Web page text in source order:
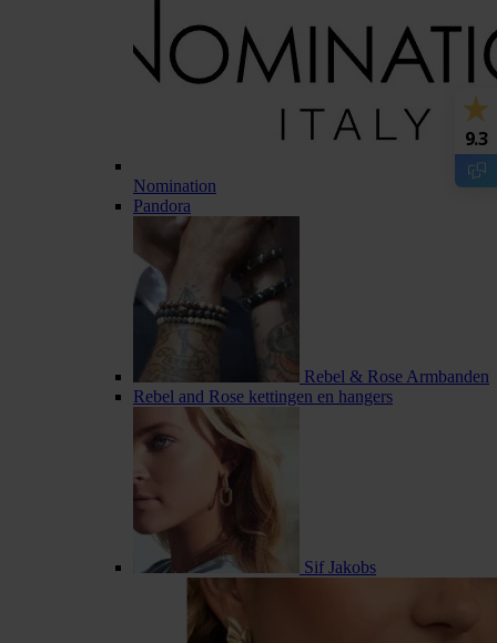
Nomination
Pandora
Rebel & Rose Armbanden
Rebel and Rose kettingen en hangers
Sif Jakobs
9.3